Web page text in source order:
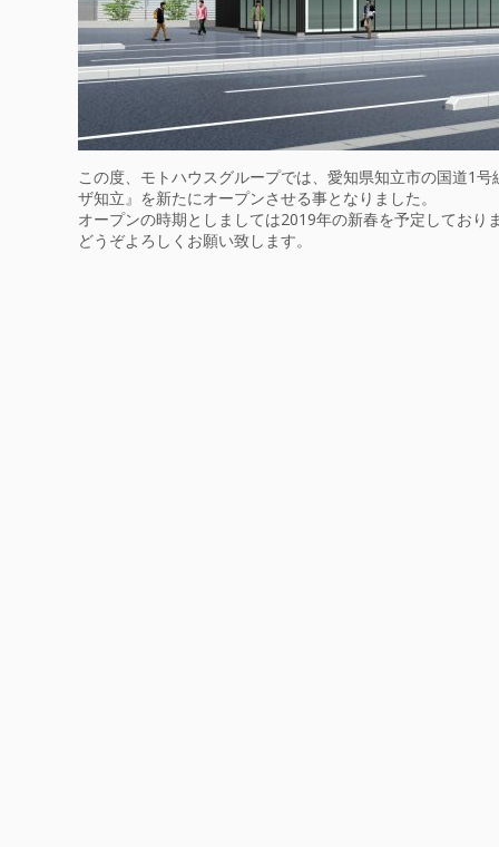
この度、モトハウスグループでは、愛知県知立市の国道1
ザ知立』を新たにオープンさせる事となりました。
オープンの時期としましては2019年の新春を予定しており
どうぞよろしくお願い致します。